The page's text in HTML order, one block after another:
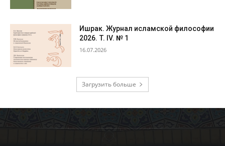
Ишрак. Журнал исламской философии
2026. Т. IV. № 1
16.07.2026
Загрузить больше